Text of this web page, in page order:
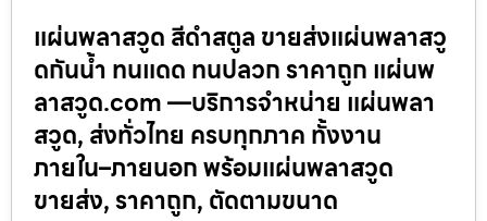
แผ่นพลาสวูด สีดำสตูล ขายส่งแผ่นพลาสวู
ดกันน้ำ ทนแดด ทนปลวก ราคาถูก แผ่นพ
ลาสวูด.com —บริการจำหน่าย แผ่นพลา
สวูด, ส่งทั่วไทย ครบทุกภาค ทั้งงาน
ภายใน–ภายนอก พร้อมแผ่นพลาสวูด
ขายส่ง, ราคาถูก, ตัดตามขนาด